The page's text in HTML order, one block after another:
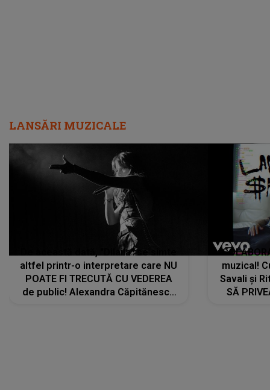
LANSĂRI MUZICALE
De această dată, "Dilaila" se simte
altfel printr-o interpretare care NU
POATE FI TRECUTĂ CU VEDEREA
de public! Alexandra Căpitănescu
muzical!
Savali și
SĂ